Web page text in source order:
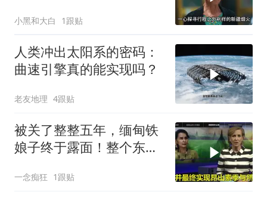
小黑和大白 1跟贴
人类冲出太阳系的密码：
曲速引擎真的能实现吗？
老友地理 4跟贴
被关了整整五年，缅甸铁
娘子终于露面！整个东南
一念痴狂 1跟贴